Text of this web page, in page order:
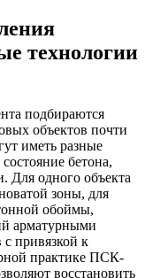
технологии
подбираются
объектов почти
иметь разные
бетона,
Для одного объекта
зоны, для
обоймы,
арматурными
с привязкой к
практике ПСК-
восстановить